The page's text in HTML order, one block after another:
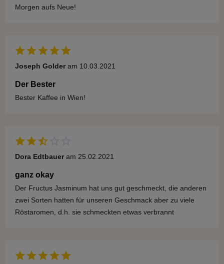
Morgen aufs Neue!
Joseph Golder am 10.03.2021
Der Bester
Bester Kaffee in Wien!
Dora Edtbauer am 25.02.2021
ganz okay
Der Fructus Jasminum hat uns gut geschmeckt, die anderen
zwei Sorten hatten für unseren Geschmack aber zu viele
Röstaromen, d.h. sie schmeckten etwas verbrannt